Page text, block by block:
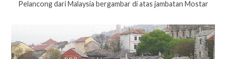
Pelancong dari Malaysia bergambar di atas jambatan Mostar